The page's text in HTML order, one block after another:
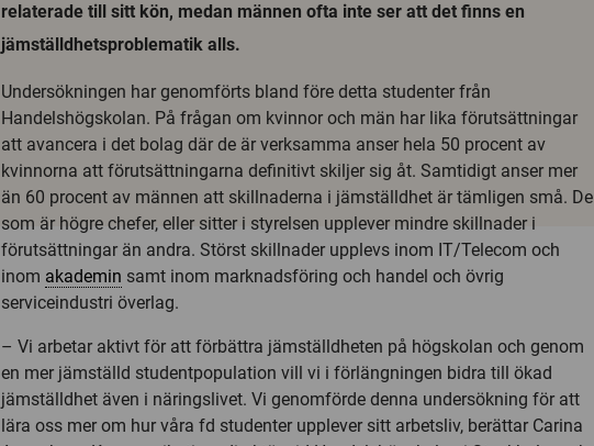
relaterade till sitt kön, medan männen ofta inte ser att det finns en
jämställdhetsproblematik alls.
Undersökningen har genomförts bland före detta studenter från
Handelshögskolan. På frågan om kvinnor och män har lika förutsättningar
att avancera i det bolag där de är verksamma anser hela 50 procent av
kvinnorna att förutsättningarna definitivt skiljer sig åt. Samtidigt anser mer
än 60 procent av männen att skillnaderna i jämställdhet är tämligen små. De
som är högre chefer, eller sitter i styrelsen upplever mindre skillnader i
förutsättningar än andra. Störst skillnader upplevs inom IT/Telecom och
inom akademin samt inom marknadsföring och handel och övrig
serviceindustri överlag.
– Vi arbetar aktivt för att förbättra jämställdheten på högskolan och genom
en mer jämställd studentpopulation vill vi i förlängningen bidra till ökad
jämställdhet även i näringslivet. Vi genomförde denna undersökning för att
lära oss mer om hur våra fd studenter upplever sitt arbetsliv, berättar Carina